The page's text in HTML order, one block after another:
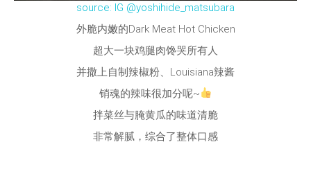
source: IG @yoshihide_matsubara
外脆内嫩的Dark Meat Hot Chicken
超大一块鸡腿肉馋哭所有人
并撒上自制辣椒粉、Louisiana辣酱
销魂的辣味很加分呢~
拌菜丝与腌黄瓜的味道清脆
非常解腻，综合了整体口感